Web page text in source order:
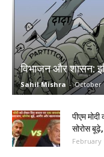
विभाजन और शासन:
Sahil Mishra - October
पीएम
सोरोस
February